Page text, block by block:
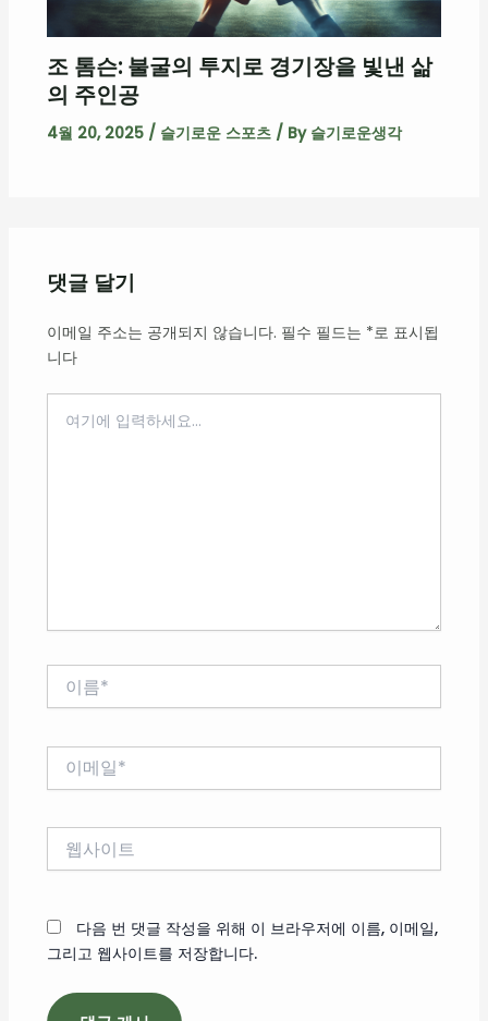
조 톰슨: 불굴의 투지로 경기장을 빛낸 삶
의 주인공
4월 20, 2025 / 슬기로운 스포츠/ By 슬기로운생각
댓글 달기
이메일 주소는 공개되지 않습니다. 필수 필드는 *로 표시됩
니다
다음 번 댓글 작성을 위해 이 브라우저에 이름, 이메일,
그리고 웹사이트를 저장합니다.